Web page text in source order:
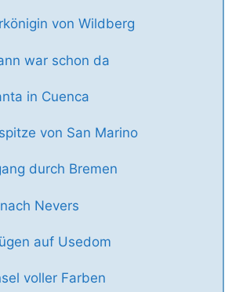
von Wildberg
war schon da
in Cuenca
von San Marino
durch Bremen
Nevers
auf Usedom
voller Farben